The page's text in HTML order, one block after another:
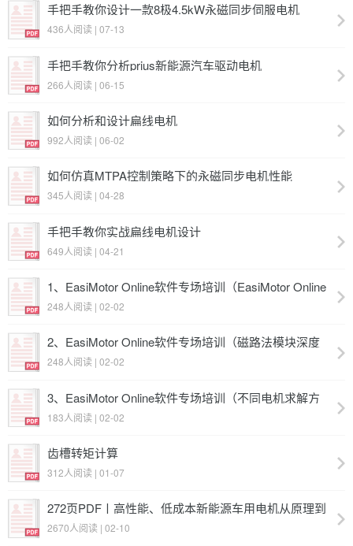
手把手教你设计一款8极4.5kW永磁同步伺服电机
436人阅读 | 07-13
手把手教你分析prius新能源汽车驱动电机
266人阅读 | 06-15
如何分析和设计扁线电机
992人阅读 | 06-02
如何仿真MTPA控制策略下的永磁同步电机性能
345人阅读 | 04-28
手把手教你实战扁线电机设计
649人阅读 | 04-21
1、EasiMotor Online软件专场培训（EasiMotor Online
软件介绍）
248人阅读 | 02-02
2、EasiMotor Online软件专场培训（磁路法模块深度
解析）
248人阅读 | 02-02
3、EasiMotor Online软件专场培训（不同电机求解方
式的分析）
183人阅读 | 02-02
齿槽转矩计算
312人阅读 | 01-07
272页PDF丨高性能、低成本新能源车用电机从原理到
设计（娄振袖、罗锋）
2670人阅读 | 02-10